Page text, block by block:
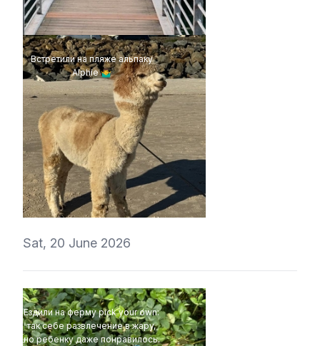
t1r1
Встретили на пляже альпаку
Alphie 🤷‍♂️
4Eki
Sat, 20 June 2026
Ездили на ферму pick your own:
так себе развлечение в жару,
но ребенку даже понравилось.